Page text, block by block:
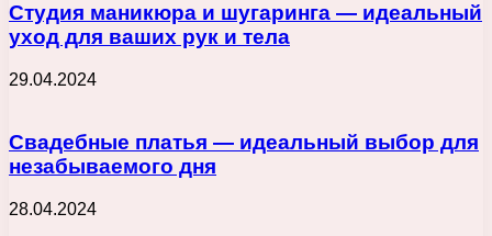
Студия маникюра и шугаринга — идеальный
уход для ваших рук и тела
29.04.2024
Свадебные платья — идеальный выбор для
незабываемого дня
28.04.2024